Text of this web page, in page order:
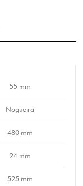
55 mm
Nogueira
480 mm
24 mm
525 mm